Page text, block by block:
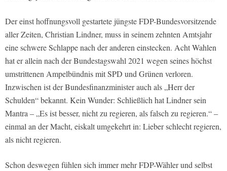
Der einst hoffnungsvoll gestartete jüngste FDP-Bundesvorsitzende
aller Zeiten, Christian Lindner, muss in seinem zehnten Amtsjahr
eine schwere Schlappe nach der anderen einstecken. Acht Wahlen
hat er allein nach der Bundestagswahl 2021 wegen seines höchst
umstrittenen Ampelbündnis mit SPD und Grünen verloren.
Inzwischen ist der Bundesfinanzminister auch als „Herr der
Schulden“ bekannt. Kein Wunder: Schließlich hat Lindner sein
Mantra – „Es ist besser, nicht zu regieren, als falsch zu regieren.“ –
einmal an der Macht, eiskalt umgekehrt in: Lieber schlecht regieren,
als nicht regieren.
Schon deswegen fühlen sich immer mehr FDP-Wähler und selbst